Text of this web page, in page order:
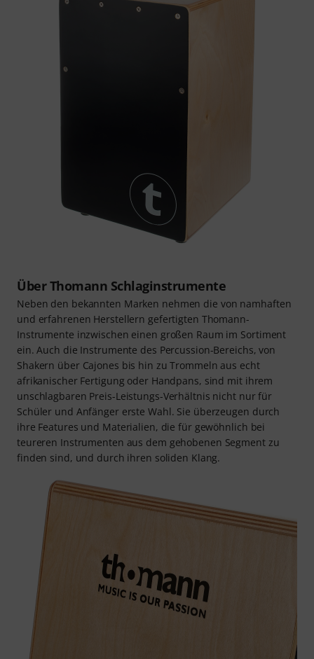
Über Thomann Schlaginstrumente
Neben den bekannten Marken nehmen die von namhaften
und erfahrenen Herstellern gefertigten Thomann-
Instrumente inzwischen einen großen Raum im Sortiment
ein. Auch die Instrumente des Percussion-Bereichs, von
Shakern über Cajones bis hin zu Trommeln aus echt
afrikanischer Fertigung oder Handpans, sind mit ihrem
unschlagbaren Preis-Leistungs-Verhältnis nicht nur für
Schüler und Anfänger erste Wahl. Sie überzeugen durch
ihre Features und Materialien, die für gewöhnlich bei
teureren Instrumenten aus dem gehobenen Segment zu
finden sind, und durch ihren soliden Klang.